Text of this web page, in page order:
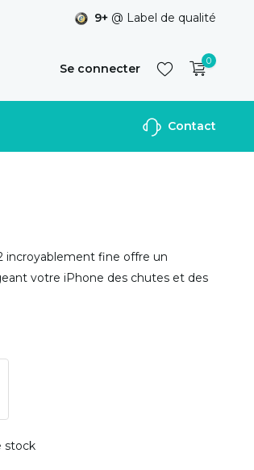
9+ @ Label de qualité
Se connecter
S'inscrire
0
Contact
incroyablement fine offre un
votre iPhone des chutes et des
stock